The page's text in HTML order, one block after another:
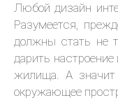
Любой дизайн
Разумеется,
должны стать не
дарить
жилища. А значит
окружающее